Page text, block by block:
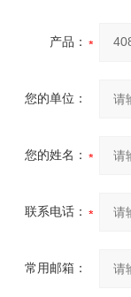
产品：
您的单位：
您的姓名：
联系电话：
常用邮箱：